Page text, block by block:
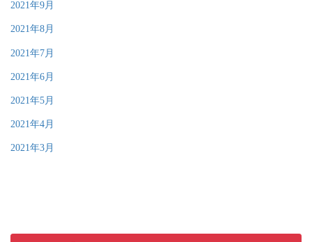
2021年9月
2021年8月
2021年7月
2021年6月
2021年5月
2021年4月
2021年3月